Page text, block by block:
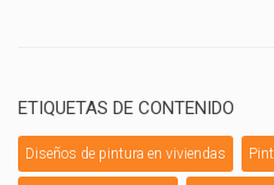
ETIQUETAS DE CONTENIDO
Diseños de pintura en viviendas